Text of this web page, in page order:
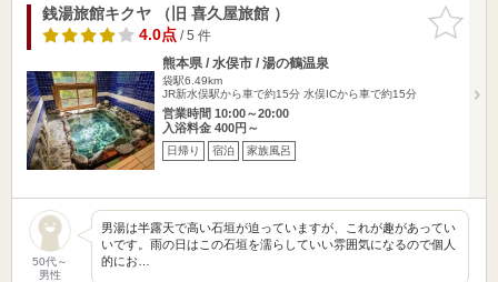
お気に入
りに追加
銭湯旅館キクヤ （旧 喜久屋旅館 ）
4.0点/ 5 件
熊本県 / 水俣市 / 湯の鶴温泉
袋駅6.49km
JR新水俣駅から車で約15分 水俣ICから車で約15分
営業時間 10:00～20:00
入浴料金 400円～
日帰り 宿泊 家族風呂
50代～
男性
男湯は半露天で高い石垣が迫っていますが、これが趣があってい
いです。雨の日はこの石垣を濡らしていい雰囲気になるので個人
的にお…